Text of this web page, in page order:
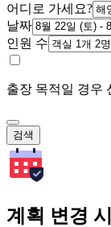
어디로 가세요?
날짜
인원 수
출장 목적일 경우
검색
계획 변경